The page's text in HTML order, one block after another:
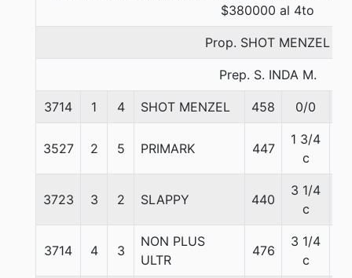
$380000 al 4to
Prop. SHOT MENZEL
Prep. S. INDA M.
3714 1 4 SHOT MENZEL 458 0/0
3527 2 5 PRIMARK 447
1 3/4
c
3723 3 2 SLAPPY 440
3 1/4
c
3714 4 3
NON PLUS
ULTR
476
3 1/4
c